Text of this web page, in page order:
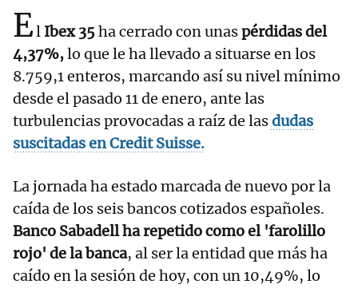
El Ibex 35ha cerrado con unaspérdidas del
4,37%,lo que le ha llevado a situarse en los
8.759,1 enteros, marcando así su nivel mínimo
desde el pasado 11 de enero, ante las
turbulencias provocadas a raíz de lasdudas
suscitadas en Credit Suisse.
La jornada ha estado marcada de nuevo por la
caída de los seis bancos cotizados españoles.
Banco Sabadell ha repetido como el 'farolillo
rojo' de la banca, al ser la entidad que más ha
caído en la sesión de hoy, con un 10,49%, lo